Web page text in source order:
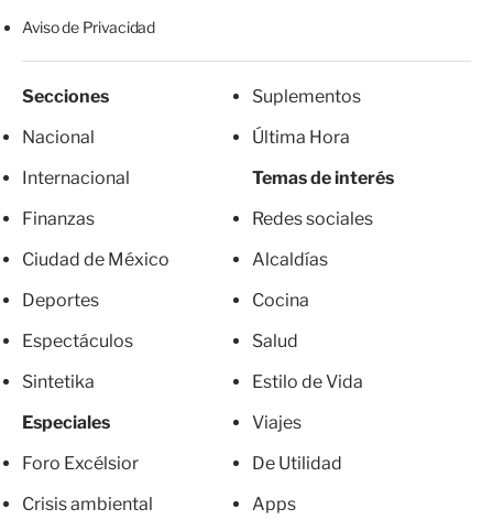
Aviso de Privacidad
Secciones
Nacional
Internacional
Finanzas
Ciudad de México
Deportes
Espectáculos
Sintetika
Especiales
Foro Excélsior
Crisis ambiental
Suplementos
Última Hora
Temas de interés
Redes sociales
Alcaldías
Cocina
Salud
Estilo de Vida
Viajes
De Utilidad
Apps